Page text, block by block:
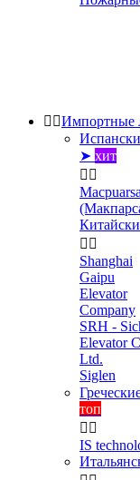
 Импортные
➤ хит
 
Macpuarsa
 
Shanghai
Gaipu
Elevator
Company
SRH -
Elevator
Ltd.
Siglen
топ
 
IS